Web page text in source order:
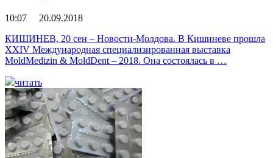
10:07 20.09.2018
КИШИНЕВ, 20 сен – Новости-Молдова. В Кишиневе прошла
XXIV Международная специализированная выставка
MoldMedizin & MoldDent – 2018. Она состоялась в …
читать